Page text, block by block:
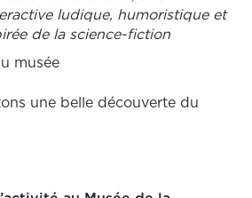
ludique, humoristique et
de la science-fiction
musée
une belle découverte du